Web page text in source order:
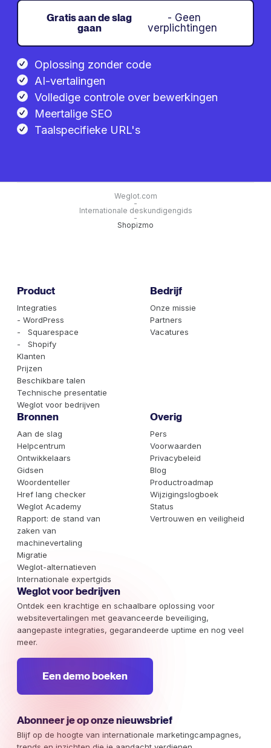
Gratis aan de slag
gaan
- Geen
verplichtingen
Oplossing zonder code
AI-vertalingen
Volledige controle over bewerkingen
Meertalige SEO
Taalspecifieke URL's
Weglot.com
-
Internationale deskundigengids
-
Shopizmo
Product
Integraties
- WordPress
- Squarespace
- Shopify
Klanten
Prijzen
Beschikbare talen
Technische presentatie
Weglot voor bedrijven
Bedrijf
Onze missie
Partners
Vacatures
Bronnen
Aan de slag
Helpcentrum
Ontwikkelaars
Gidsen
Woordenteller
Href lang checker
Weglot Academy
Rapport: de stand van
zaken van
machinevertaling
Migratie
Weglot-alternatieven
Internationale expertgids
Overig
Pers
Voorwaarden
Privacybeleid
Blog
Productroadmap
Wijzigingslogboek
Status
Vertrouwen en veiligheid
Weglot voor bedrijven
Ontdek een krachtige en schaalbare oplossing voor
websitevertalingen met geavanceerde beveiliging,
aangepaste integraties, gegarandeerde uptime en nog veel
meer.
Een demo boeken
Abonneer je op onze nieuwsbrief
Blijf op de hoogte van internationale marketingcampagnes,